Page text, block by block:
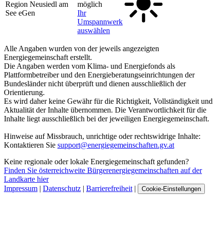
Region Neusiedl am
See eGen
möglich
Ihr
Umspannwerk
auswählen
Alle Angaben wurden von der jeweils angezeigten
Energiegemeinschaft erstellt.
Die Angaben werden vom Klima- und Energiefonds als
Plattformbetreiber und den Energieberatungseinrichtungen der
Bundesländer nicht überprüft und dienen ausschließlich der
Orientierung.
Es wird daher keine Gewähr für die Richtigkeit, Vollständigkeit und
Aktualität der Inhalte übernommen. Die Verantwortlichkeit für die
Inhalte liegt ausschließlich bei der jeweiligen Energiegemeinschaft.
Hinweise auf Missbrauch, unrichtige oder rechtswidrige Inhalte:
Kontaktieren Sie support@energiegemeinschaften.gv.at
Keine regionale oder lokale Energiegemeinschaft gefunden?
Finden Sie österreichweite Bürgerenergiegemeinschaften auf der
Landkarte hier
Impressum | Datenschutz | Barrierefreiheit | Cookie-Einstellungen